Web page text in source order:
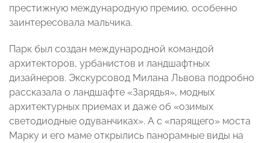
престижную международную премию, особенно
заинтересовала мальчика.
Парк был создан международной командой
архитекторов, урбанистов и ландшафтных
дизайнеров. Экскурсовод Милана Львова подробно
рассказала о ландшафте «Зарядья», модных
архитектурных приемах и даже об «озимых
светодиодные одуванчиках». А с «парящего» моста
Марку и его маме открылись панорамные виды на